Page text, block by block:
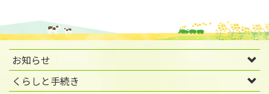
お知らせ
くらしと手続き